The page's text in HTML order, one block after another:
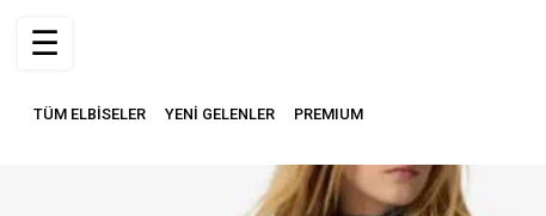
TÜM ELBİSELER YENİ GELENLER PREMIUM
☰